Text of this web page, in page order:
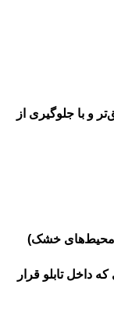
و با جلوگیری از
داخل تابلو قرار